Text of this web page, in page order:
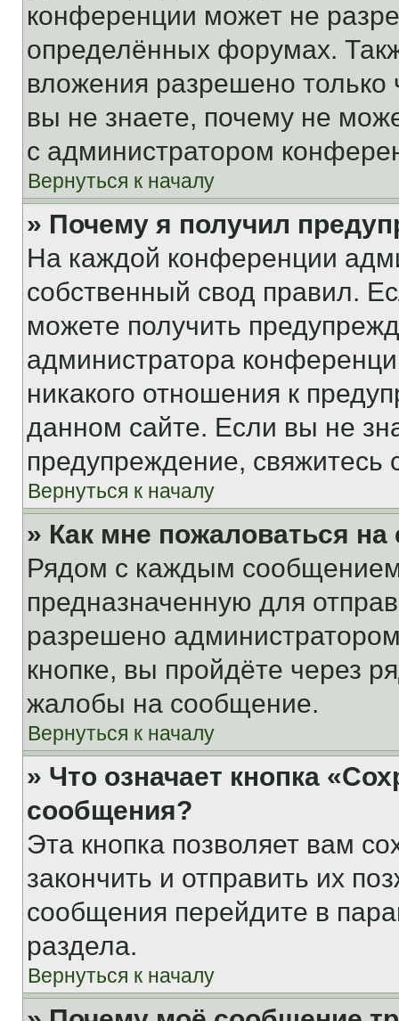
конференции может не
определённых форумах.
вложения разрешено
вы не знаете, почему не
с администратором
Вернуться к началу
» Почему я получил
На каждой конференции
собственный свод правил.
можете получить
администратора
никакого отношения к
данном сайте. Если вы не
предупреждение,
Вернуться к началу
» Как мне пожаловаться
Рядом с каждым сообщением
предназначенную для
разрешено
кнопке, вы пройдёте через
жалобы на сообщение.
Вернуться к началу
» Что означает кнопка
сообщения?
Эта кнопка позволяет вам
закончить и отправить их
сообщения перейдите в
раздела.
Вернуться к началу